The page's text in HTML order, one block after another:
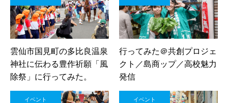
雲仙市国見町の多比良温泉
神社に伝わる豊作祈願「風
除祭」に行ってみた。
行ってみた＠共創プロジェ
クト／島商ップ／高校魅力
発信
イベント イベント